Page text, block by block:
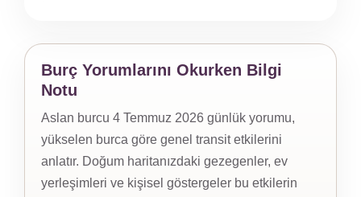
Burç Yorumlarını Okurken Bilgi
Notu
Aslan burcu 4 Temmuz 2026 günlük yorumu,
yükselen burca göre genel transit etkilerini
anlatır. Doğum haritanızdaki gezegenler, ev
yerleşimleri ve kişisel göstergeler bu etkilerin